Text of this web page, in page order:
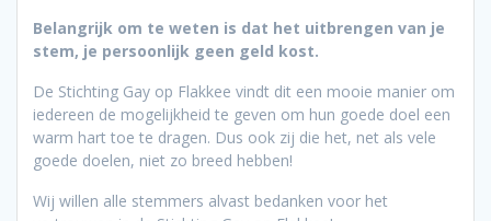
Belangrijk om te weten is dat het uitbrengen van je
stem, je persoonlijk geen geld kost.
De Stichting Gay op Flakkee vindt dit een mooie manier om
iedereen de mogelijkheid te geven om hun goede doel een
warm hart toe te dragen. Dus ook zij die het, net als vele
goede doelen, niet zo breed hebben!
Wij willen alle stemmers alvast bedanken voor het